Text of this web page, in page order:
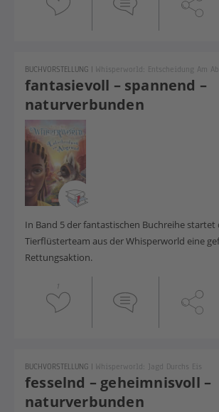
fantasievoll – spannend –
naturverbunden
BUCHVORSTELLUNG | Whisperworld: Entscheidung Am
In Band 5 der fantastischen Buchreihe startet
Tierflüsterteam aus der Whisperworld eine
Rettungsaktion.
1
fesselnd – geheimnisvoll –
naturverbunden
BUCHVORSTELLUNG | Whisperworld: Jagd Durchs Eis